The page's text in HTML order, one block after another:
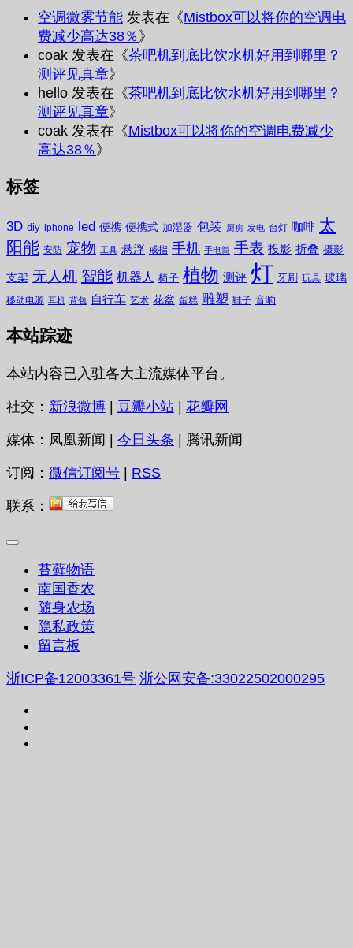
空调微雾节能 发表在《Mistbox可以将你的空调电
费减少高达38％ 》
coak 发表在《茶吧机到底比饮水机好用到哪里？
测评见真章》
hello 发表在《茶吧机到底比饮水机好用到哪里？
测评见真章》
coak 发表在《Mistbox可以将你的空调电费减少
高达38％ 》
标签
3D diy iphone led 便携 便携式 加湿器 包装 厨房 发电 台灯 咖啡 太
阳能 安防 宠物 工具 悬浮 戒指 手机 手电筒 手表 投影 折叠 摄影
支架 无人机 智能 机器人 椅子 植物 测评 灯 牙刷 玩具 玻璃
移动电源 耳机 背包 自行车 艺术 花盆 蛋糕 雕塑 鞋子 音响
本站踪迹
本站内容已入驻各大主流媒体平台。
社交： 新浪微博 | 豆瓣小站 | 花瓣网
媒体：凤凰新闻 | 今日头条 | 腾讯新闻
订阅： 微信订阅号 | RSS
联系：
苔藓物语
南国香农
随身农场
隐私政策
留言板
浙ICP备12003361号 浙公网安备:33022502000295